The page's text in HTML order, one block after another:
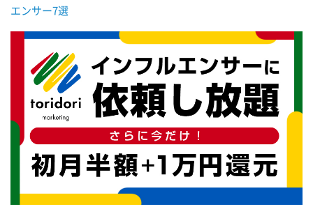
エンサー7選